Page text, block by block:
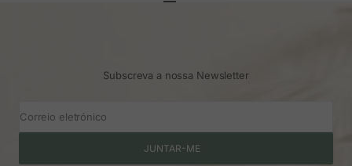
Subscreva a nossa Newsletter
Correio eletrónico
JUNTAR-ME